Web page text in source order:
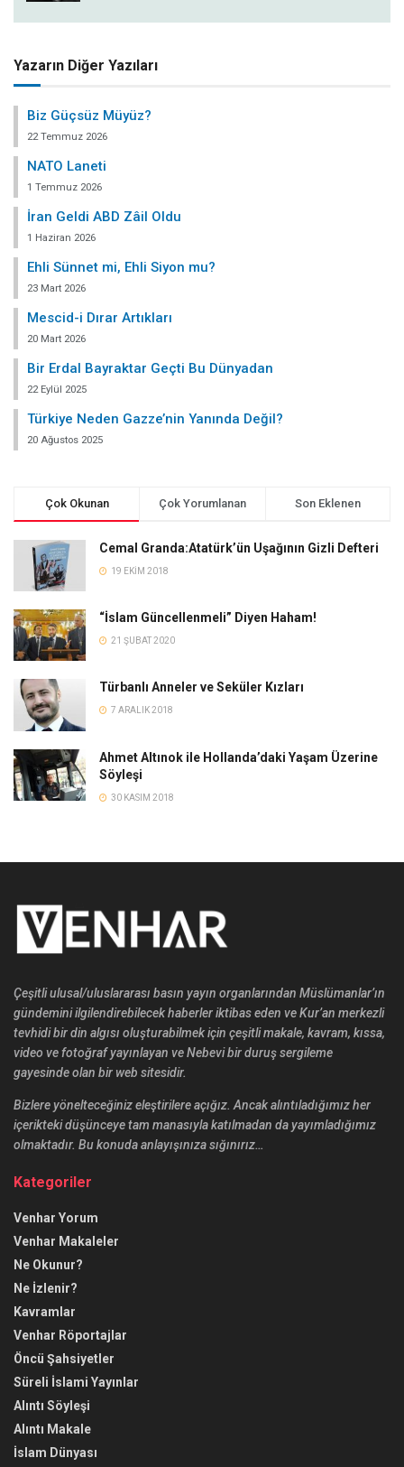
Yazarın Diğer Yazıları
Biz Güçsüz Müyüz?
22 Temmuz 2026
NATO Laneti
1 Temmuz 2026
İran Geldi ABD Zâil Oldu
1 Haziran 2026
Ehli Sünnet mi, Ehli Siyon mu?
23 Mart 2026
Mescid-i Dırar Artıkları
20 Mart 2026
Bir Erdal Bayraktar Geçti Bu Dünyadan
22 Eylül 2025
Türkiye Neden Gazze’nin Yanında Değil?
20 Ağustos 2025
Çok Okunan Çok Yorumlanan Son Eklenen
Cemal Granda:Atatürk’ün Uşağının Gizli Defteri
19 EKIM 2018
“İslam Güncellenmeli” Diyen Haham!
21 ŞUBAT 2020
Türbanlı Anneler ve Seküler Kızları
7 ARALIK 2018
Ahmet Altınok ile Hollanda’daki Yaşam Üzerine
Söyleşi
30 KASIM 2018
Çeşitli ulusal/uluslararası basın yayın organlarından Müslümanlar’ın
gündemini ilgilendirebilecek haberler iktibas eden ve Kur’an merkezli
tevhidi bir din algısı oluşturabilmek için çeşitli makale, kavram, kıssa,
video ve fotoğraf yayınlayan ve Nebevi bir duruş sergileme
gayesinde olan bir web sitesidir.
Bizlere yönelteceğiniz eleştirilere açığız. Ancak alıntıladığımız her
içerikteki düşünceye tam manasıyla katılmadan da yayımladığımız
olmaktadır. Bu konuda anlayışınıza sığınırız…
Kategoriler
Venhar Yorum
Venhar Makaleler
Ne Okunur?
Ne İzlenir?
Kavramlar
Venhar Röportajlar
Öncü Şahsiyetler
Süreli İslami Yayınlar
Alıntı Söyleşi
Alıntı Makale
İslam Dünyası